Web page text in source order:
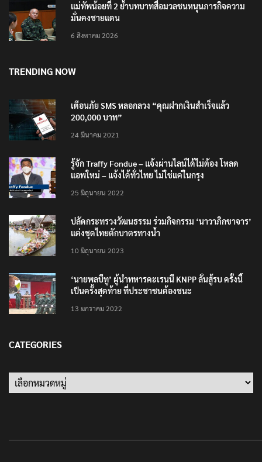
แม่ทัพน้อยที่ 2 ย้ำบทบาทสื่อมวลชนหนุนภารกิจความ
มั่นคงชายแดน
6 สิงหาคม 2026
TRENDING NOW
เตือนภัย SMS หลอกลวง “คุณฝากเงินสำเร็จแล้ว
200,000 บาท”
24 มีนาคม 2021
รู้จัก Traffy Fondue – แจ้งผ่านไลน์ได้ไม่ต้อง โหลด
แอพใหม่ – แจ้งได้ทั่วไทย ไม่ใช่แค่ในกรุง
25 มิถุนายน 2022
ปลัดกระทรวงวัฒนธรรม ร่วมกิจกรรม ‘นาวาภิกขาจาร’
แต่งชุดไทยตักบาตรทางน้ำ
10 มิถุนายน 2023
‘นายพลบีทู’ ผู้นำทหารคะเรนนี KNPP ลั่นสู้รบ ครั้งนี้
เป็นครั้งสุดท้าย ที่ประชาชนต้องชนะ
13 มกราคม 2022
CATEGORIES